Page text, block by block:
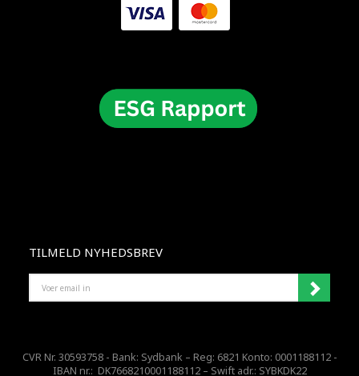
TILMELD NYHEDSBREV
EMAIL
IN
CVR Nr. 30593758 - Bank: Sydbank – Reg: 6821 Konto: 0001188112 -
IBAN nr.: DK7668210001188112 – Swift adr.: SYBKDK22